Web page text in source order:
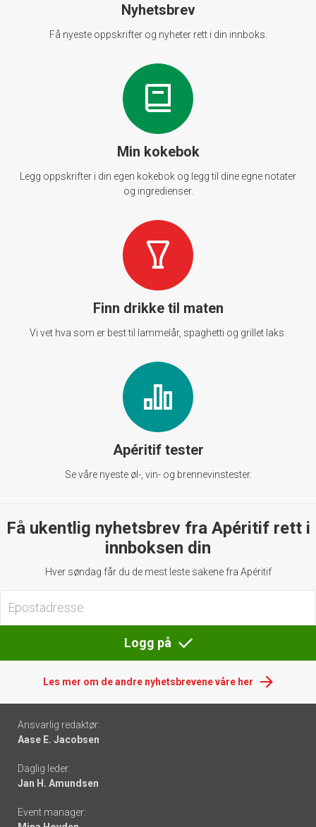
Nyhetsbrev
Få nyeste oppskrifter og nyheter rett i din innboks.
Min kokebok
Legg oppskrifter i din egen kokebok og legg til dine egne notater
og ingredienser.
Finn drikke til maten
Vi vet hva som er best til lammelår, spaghetti og grillet laks.
Apéritif tester
Se våre nyeste øl-, vin- og brennevinstester.
Få ukentlig nyhetsbrev fra Apéritif rett i
innboksen din
Hver søndag får du de mest leste sakene fra Apéritif
Logg på
Les mer om de andre nyhetsbrevene våre her
Footer
-
links
Ansvarlig redaktør:
Aase E. Jacobsen
Daglig leder:
Jan H. Amundsen
Event manager: